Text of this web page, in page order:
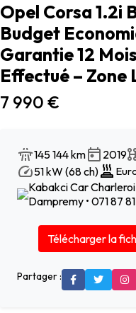
Opel Corsa 1.2i
Budget
Garantie 12
Effectué – Zone
7 990 €
145 144 km 2019
51 kW (68 ch)
Kabakci Car
Dampremy • 071 87
Télécharger la
Partager :